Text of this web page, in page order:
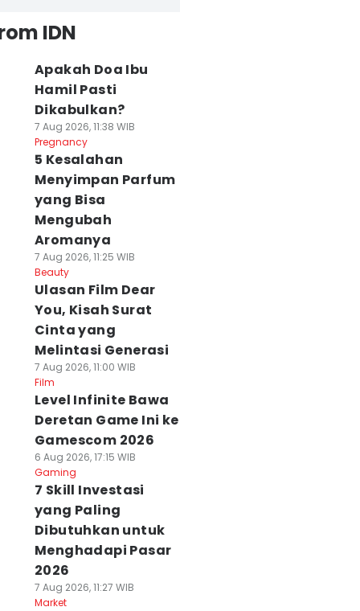
IDN
Apakah Doa Ibu
Hamil Pasti
Dikabulkan?
7 Aug 2026, 11:38 WIB
Pregnancy
5 Kesalahan
Menyimpan Parfum
yang Bisa
Mengubah
Aromanya
7 Aug 2026, 11:25 WIB
Beauty
Ulasan Film Dear
You, Kisah Surat
Cinta yang
Melintasi Generasi
7 Aug 2026, 11:00 WIB
Film
Level Infinite Bawa
Deretan Game Ini ke
Gamescom 2026
6 Aug 2026, 17:15 WIB
Gaming
7 Skill Investasi
yang Paling
Dibutuhkan untuk
Menghadapi Pasar
2026
7 Aug 2026, 11:27 WIB
Market